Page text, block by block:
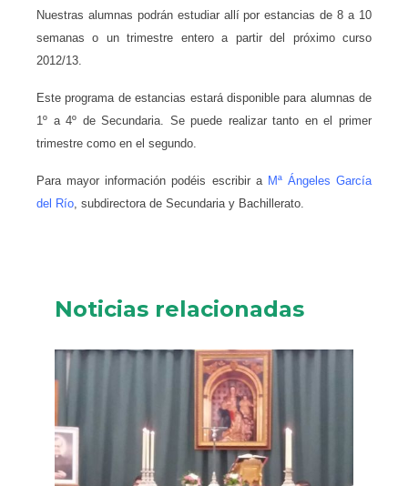
Nuestras alumnas podrán estudiar allí por estancias de 8 a 10
semanas o un trimestre entero a partir del próximo curso
2012/13.
Este programa de estancias estará disponible para alumnas de
1º a 4º de Secundaria. Se puede realizar tanto en el primer
trimestre como en el segundo.
Para mayor información podéis escribir a Mª Ángeles García
del Río , subdirectora de Secundaria y Bachillerato.
Noticias relacionadas